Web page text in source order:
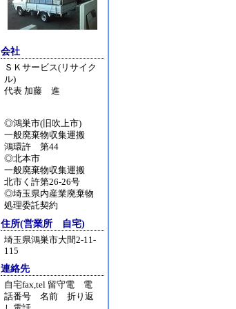
会社
ＳＫサービス(リサイク
ル)
代表 加藤 進
◎鴻巣市(旧吹上市)
一般廃棄物収集運搬
鴻環許 第44
◎北本市
一般廃棄物収集運搬
北市く許第26-26号
◎埼玉県内産業廃棄物
処理委託契約
住所(営業所 自宅)
埼玉県鴻巣市大間2-11-
115
連絡先
自宅fax,tel 留守電 電
話番号 名前 折り返